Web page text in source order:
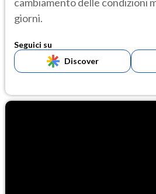
giorni.
Seguici su
Discover